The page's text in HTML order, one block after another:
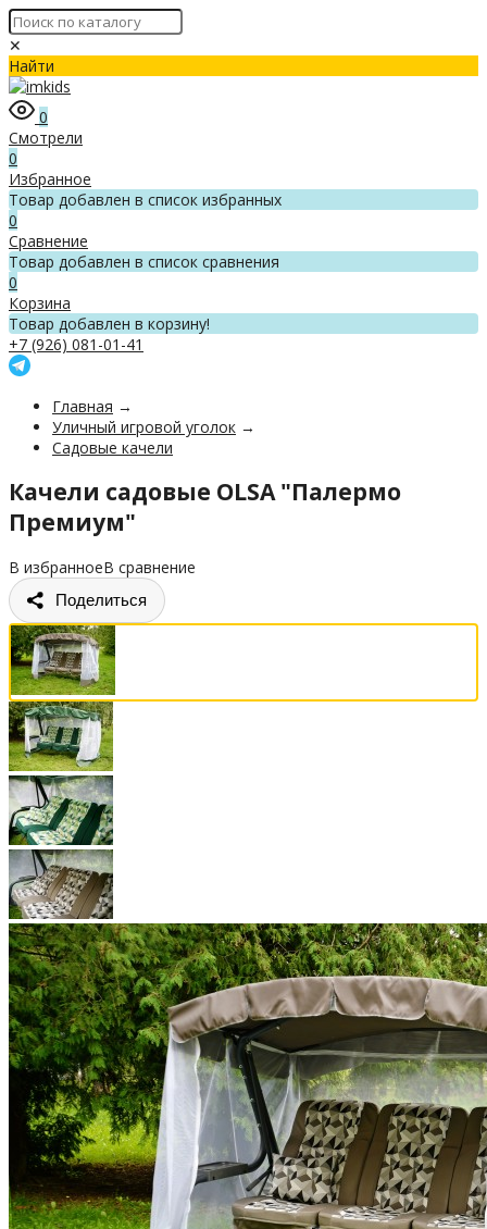
✕
Найти
0
Смотрели
0
Избранное
Товар добавлен в список избранных
0
Сравнение
Товар добавлен в список сравнения
0
Корзина
Товар добавлен в корзину!
+7 (926) 081-01-41
Главная →
Уличный игровой уголок →
Садовые качели
Качели садовые OLSA "Палермо
Премиум"
В избранноеВ сравнение
Поделиться